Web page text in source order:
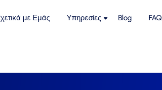
με Εμάς Υπηρεσίες Blog FAQ